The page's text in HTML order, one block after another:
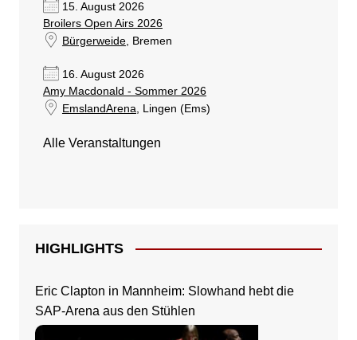
15. August 2026
Broilers Open Airs 2026
Bürgerweide, Bremen
16. August 2026
Amy Macdonald - Sommer 2026
EmslandArena , Lingen (Ems)
Alle Veranstaltungen
HIGHLIGHTS
Eric Clapton in Mannheim: Slowhand hebt die
SAP-Arena aus den Stühlen